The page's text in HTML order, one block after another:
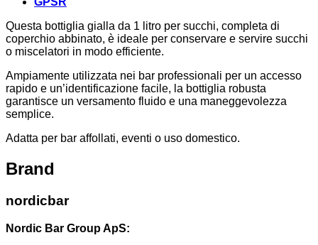
Questa bottiglia gialla da 1 litro per succhi, completa di
coperchio abbinato, è ideale per conservare e servire succhi
o miscelatori in modo efficiente.
Ampiamente utilizzata nei bar professionali per un accesso
rapido e un’identificazione facile, la bottiglia robusta
garantisce un versamento fluido e una maneggevolezza
semplice.
Adatta per bar affollati, eventi o uso domestico.
Brand
nordicbar
Nordic Bar Group ApS: